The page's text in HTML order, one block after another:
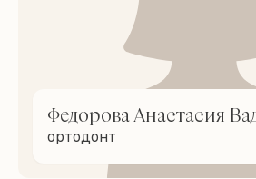
Федорова Анастасия
ортодонт